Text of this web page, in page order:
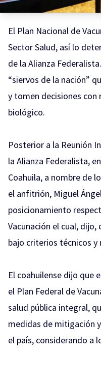
El Plan Nacional de
Sector Salud, así lo
de la Alianza
“siervos de la nación”
y tomen decisiones con
biológico.
Posterior a la Reunión
la Alianza Federalista,
Coahuila, a nombre de
el anfitrión, Miguel
posicionamiento
Vacunación el cual, dijo,
bajo criterios técnicos y
El coahuilense dijo que
el Plan Federal de
salud pública integral,
medidas de mitigación
el país, considerando a